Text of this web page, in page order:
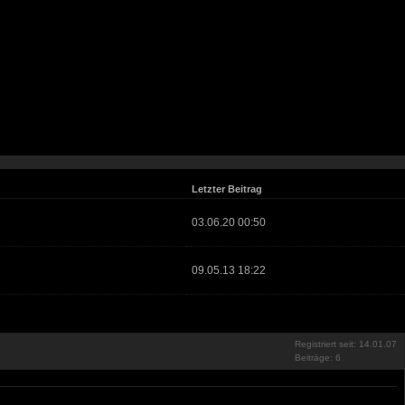
Letzter Beitrag
03.06.20 00:50
09.05.13 18:22
Registriert seit: 14.01.07
Beiträge: 6